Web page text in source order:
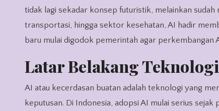
tidak lagi sekadar konsep futuristik, melainkan
transportasi, hingga sektor kesehatan, AI hadir
baru mulai digodok pemerintah agar perkembangan
Latar Belakang
AI atau kecerdasan buatan adalah teknologi yang
keputusan. Di Indonesia, adopsi AI mulai serius